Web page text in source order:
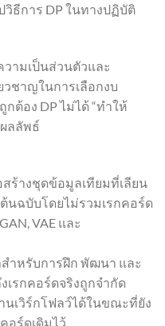
ธีการ DP ในทางปฏิบัติ
ามเป็นส่วนตัวและ
ชาญในการเลือกงบ
ต้อง DP ไม่ได้ “ทำให้
ลลัพธ์
สร้างชุดข้อมูลเทียมที่เลียน
ฉบับโดยไม่รวมเรกคอร์ด
VAE และ
ำหรับการฝึก พัฒนา และ
เรกคอร์ดจริงถูกจำกัด
นเวิร์กโฟลว์ได้ในขณะที่ยัง
อร์ดเดิมไว้